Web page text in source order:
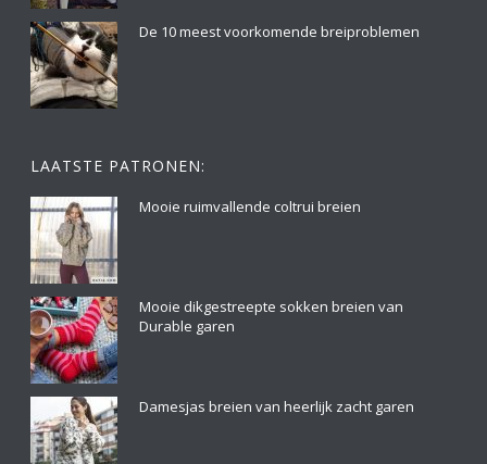
De 10 meest voorkomende breiproblemen
LAATSTE PATRONEN:
Mooie ruimvallende coltrui breien
Mooie dikgestreepte sokken breien van
Durable garen
Damesjas breien van heerlijk zacht garen